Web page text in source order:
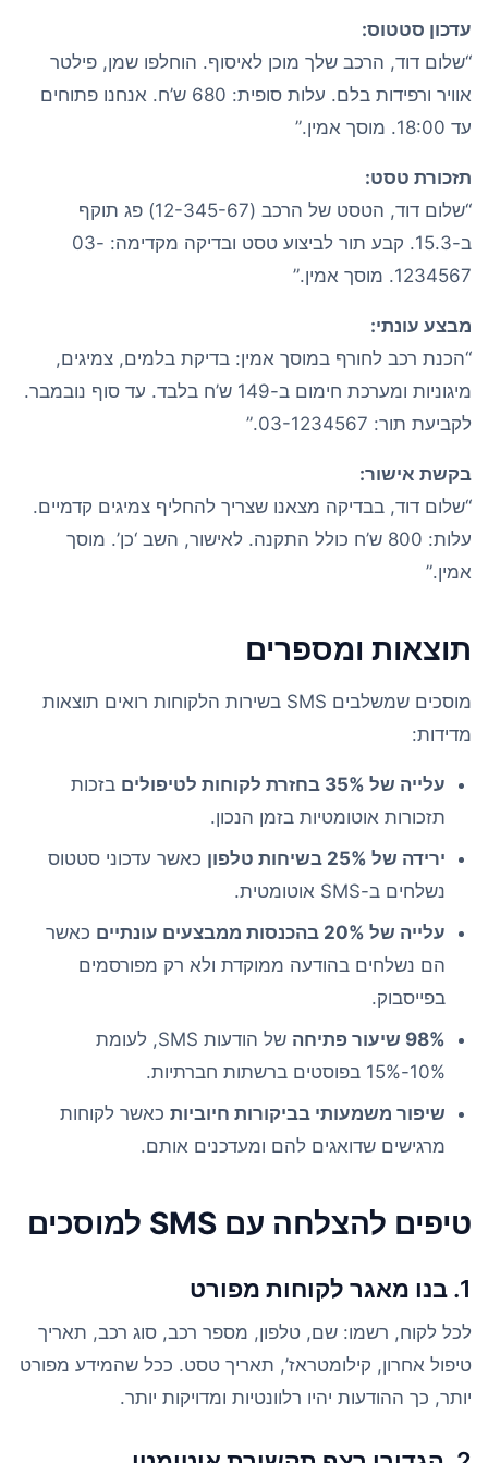
עדכון סטטוס:
“שלום דוד, הרכב שלך מוכן לאיסוף. הוחלפו שמן, פילטר
אוויר ורפידות בלם. עלות סופית: 680 ש’ח. אנחנו פתוחים
עד 18:00. מוסך אמין.”
תזכורת טסט:
“שלום דוד, הטסט של הרכב (12-345-67) פג תוקף
ב-15.3. קבע תור לביצוע טסט ובדיקה מקדימה: 03-
1234567. מוסך אמין.”
מבצע עונתי:
“הכנת רכב לחורף במוסך אמין: בדיקת בלמים, צמיגים,
מיגוניות ומערכת חימום ב-149 ש’ח בלבד. עד סוף נובמבר.
לקביעת תור: 03-1234567.”
בקשת אישור:
“שלום דוד, בבדיקה מצאנו שצריך להחליף צמיגים קדמיים.
עלות: 800 ש’ח כולל התקנה. לאישור, השב ‘כן’. מוסך
אמין.”
תוצאות ומספרים
מוסכים שמשלבים SMS בשירות הלקוחות רואים תוצאות
מדידות:
עלייה של 35% בחזרת לקוחות לטיפולים
בזכות
תזכורות אוטומטיות בזמן הנכון.
ירידה של 25% בשיחות טלפון
כאשר עדכוני סטטוס
נשלחים ב-SMS אוטומטית.
עלייה של 20% בהכנסות ממבצעים עונתיים
כאשר
הם נשלחים בהודעה ממוקדת ולא רק מפורסמים
בפייסבוק.
98% שיעור פתיחה
של הודעות SMS, לעומת
10%-15% בפוסטים ברשתות חברתיות.
שיפור משמעותי בביקורות חיוביות כאשר לקוחות
מרגישים שדואגים להם ומעדכנים אותם.
טיפים להצלחה עם SMS למוסכים
1. בנו מאגר לקוחות מפורט
לכל לקוח, רשמו: שם, טלפון, מספר רכב, סוג רכב, תאריך
טיפול אחרון, קילומטראז’, תאריך טסט. ככל שהמידע מפורט
יותר, כך ההודעות יהיו רלוונטיות ומדויקות יותר.